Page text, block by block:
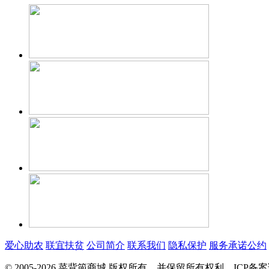
爱心助农 联宜扶贫 公司简介 联系我们 隐私保护 服务承诺公约